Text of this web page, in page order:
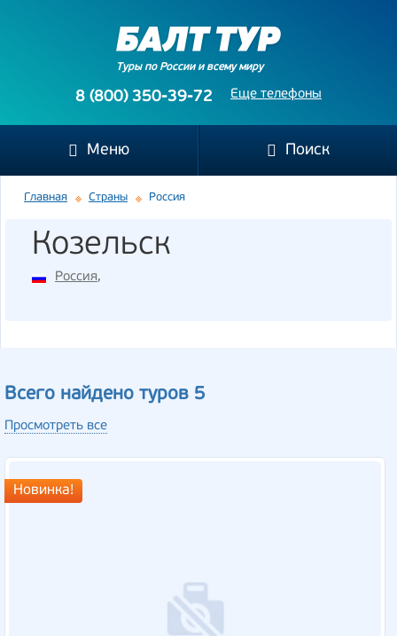
Туры по России и всему миру
Еще телефоны
8 (800) 350-39-72
Меню Поиск
Главная Страны Россия
Козельск
Россия,
Всего найдено туров 5
Просмотреть все
Новинка!